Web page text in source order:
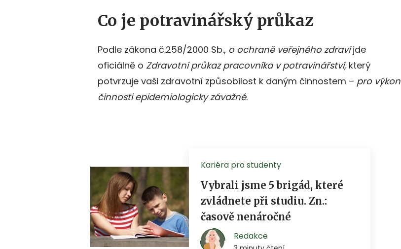
Co je potravinářský průkaz
Podle zákona č.258/2000 Sb., o ochraně veřejného zdravíjde
oficiálně o Zdravotní průkaz pracovníka v potravinářství, který
potvrzuje vaši zdravotní způsobilost k daným činnostem – pro výkon
činnosti epidemiologicky závažné.